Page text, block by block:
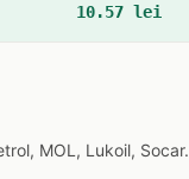
10.57 lei
MOL, Lukoil, Socar.